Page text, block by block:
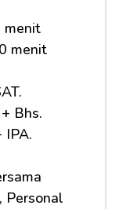
menit
menit
Bhs.
IPA.
Personal